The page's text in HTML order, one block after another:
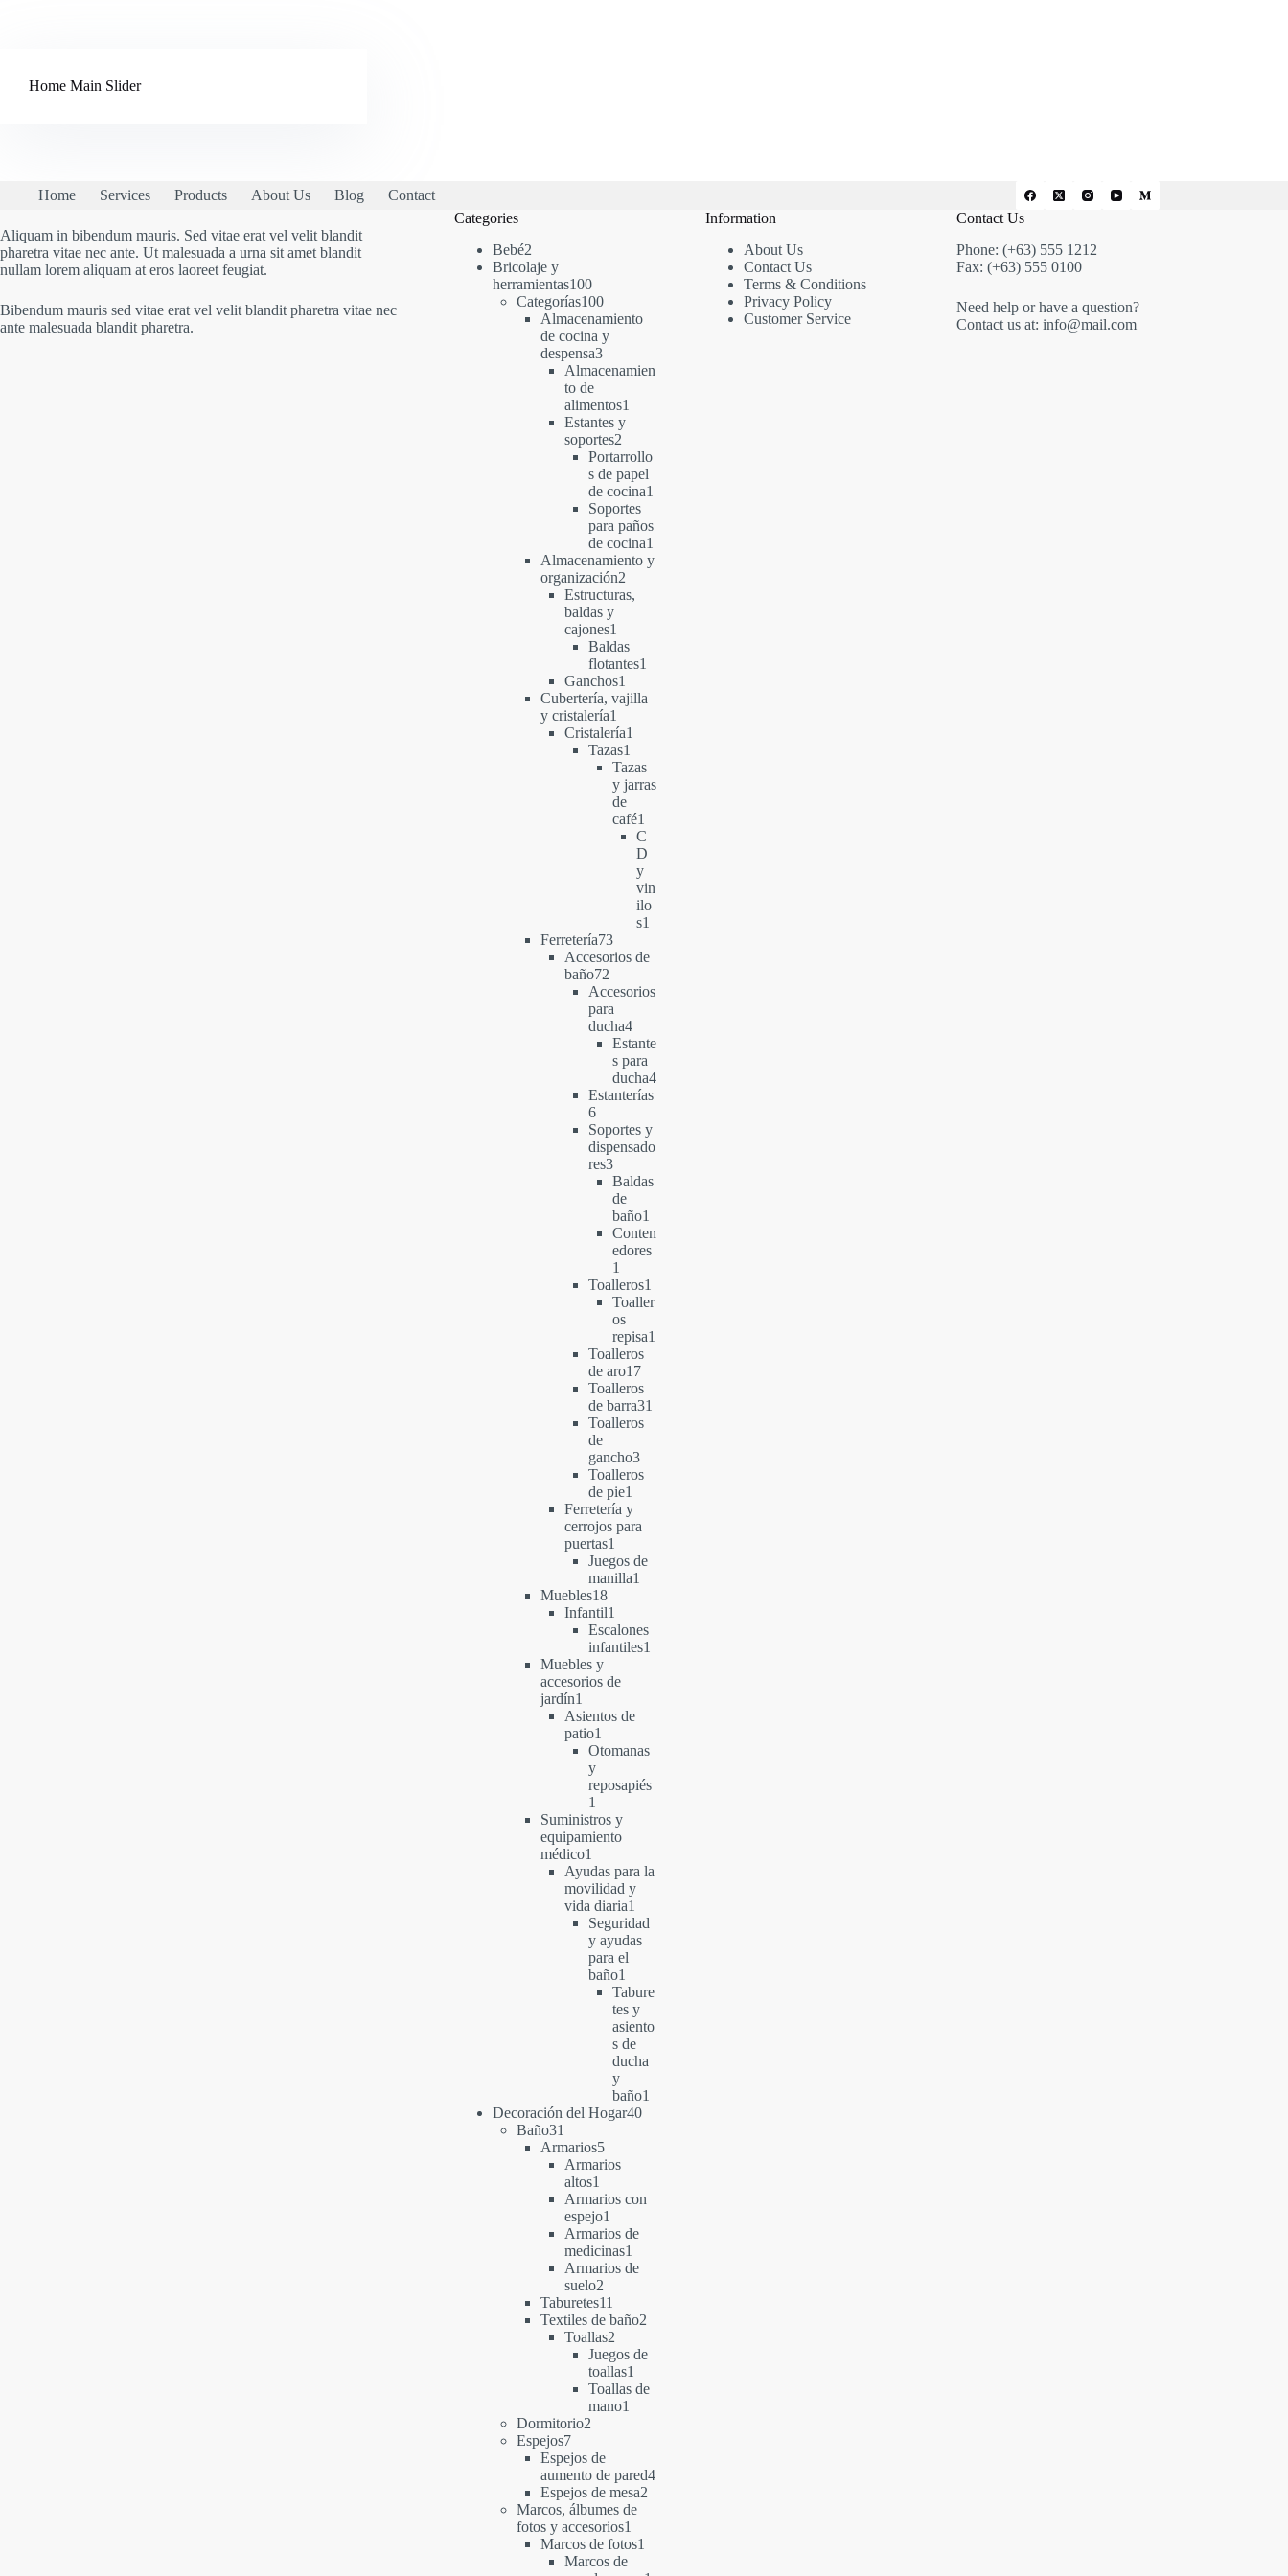
Home Main Slider
Home Services Products About Us Blog Contact
Aliquam in bibendum mauris. Sed vitae erat vel velit blandit
pharetra vitae nec ante. Ut malesuada a urna sit amet blandit
nullam lorem aliquam at eros laoreet feugiat.
Bibendum mauris sed vitae erat vel velit blandit pharetra vitae nec
ante malesuada blandit pharetra.
Categories
Bebé22
productos
Bricolaje y
herramientas100100
productos
Categorías100100
productos
Almacenamiento
de cocina y
despensa33
productos
Almacenamien
to de
alimentos1
Estantes y
soportes22
productos
Portarrollo
s de papel
de cocina1
Soportes
para paños
de cocina1
producto
Almacenamiento y
organización22
productos
Estructuras,
baldas y
cajones1
producto
Baldas
flotantes1
Ganchos1
producto
Cubertería, vajilla
y cristalería1
producto
Cristalería1
Tazas1
producto
Tazas
y jarras
de
café1
producto
C
D
y
vin
ilo
s1
Ferretería7373
productos
Accesorios de
baño7272
productos
Accesorios
para
ducha44
productos
Estante
s para
ducha44
Estanterías
66
productos
Soportes y
dispensado
res33
productos
Baldas
de
baño1
producto
Conten
edores
1
producto
Toalleros1
producto
Toaller
os
repisa1
Toalleros
de aro1717
productos
Toalleros
de barra31
Toalleros
de
gancho33
productos
Toalleros
de pie1
producto
Ferretería y
cerrojos para
puertas1
producto
Juegos de
manilla1
Muebles1818
productos
Infantil1
producto
Escalones
infantiles1
Muebles y
accesorios de
jardín1
producto
Asientos de
patio1
producto
Otomanas
y
reposapiés
1
producto
Suministros y
equipamiento
médico1
producto
Ayudas para la
movilidad y
vida diaria1
producto
Seguridad
y ayudas
para el
baño1
producto
Tabure
tes y
asiento
s de
ducha
y
baño1
Decoración del Hogar4040
Baño31
productos
Armarios55
productos
Armarios
altos1
producto
Armarios con
espejo1
producto
Armarios de
medicinas1
producto
Armarios de
suelo22
productos
Taburetes11
productos
Textiles de baño22
Toallas22
productos
Juegos de
toallas1
producto
Toallas de
mano1
Dormitorio22
Espejos77
productos
Espejos de
aumento de pared44
Espejos de mesa22
Marcos, álbumes de
fotos y accesorios1
producto
Marcos de fotos1
Marcos de
Information
About Us
Contact Us
Terms & Conditions
Privacy Policy
Customer Service
Contact Us
Phone: (+63) 555 1212
Fax: (+63) 555 0100
Need help or have a question?
Contact us at: info@mail.com